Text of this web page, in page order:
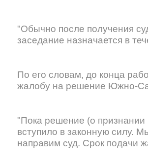
"Обычно после получения
заседание назначается в
По его словам, до конца
жалобу на решение Южно-
"Пока решение (о признании
вступило в законную силу.
направим суд. Срок подачи